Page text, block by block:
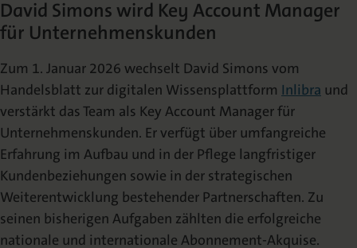
Die Nomos Verlagsgesellschaft
Ansprechpartner:innen
Das Lektorat
News
Neuigkeiten & Aktuelles
Karriere
Ihre Einstiegsmöglichkeiten
Fachbücher für Jurist:innen
Rechtswissenschaft
Sozialwissenschaften
Geisteswissenschaften
Wissenschaftlich publizieren
Jetzt Autor:in werden
Blog
rund um Ihre Publikation
Open Access
Service
Themenwelten und Newsletter
Presse
Presse & Rezensionswesen
Dozentenservice
Belegexemplar für Lehrende
Mediadaten
Werben in Fachzeitschriften
Shop
Podcast
David Simons wird Key Account Manager
für Unternehmenskunden
Zum 1. Januar 2026 wechselt David Simons vom
Handelsblatt zur digitalen Wissensplattform Inlibra und
verstärkt das Team als Key Account Manager für
Unternehmenskunden. Er verfügt über umfangreiche
Erfahrung im Aufbau und in der Pflege langfristiger
Kundenbeziehungen sowie in der strategischen
Weiterentwicklung bestehender Partnerschaften. Zu
seinen bisherigen Aufgaben zählten die erfolgreiche
nationale und internationale Abonnement-Akquise.